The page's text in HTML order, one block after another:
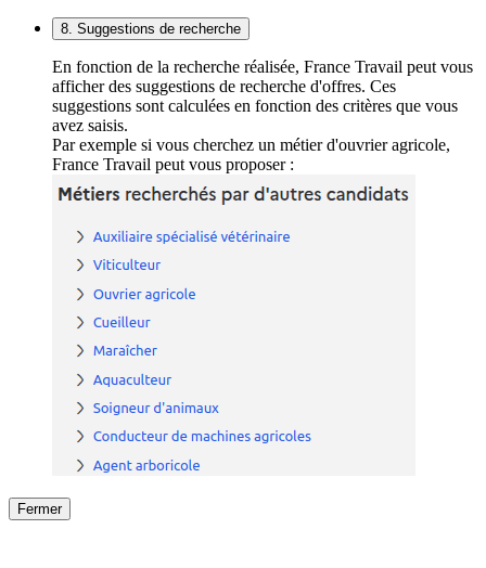
8. Suggestions de recherche
En fonction de la recherche réalisée, France Travail peut vous
afficher des suggestions de recherche d'offres. Ces
suggestions sont calculées en fonction des critères que vous
avez saisis.
Par exemple si vous cherchez un métier d'ouvrier agricole,
France Travail peut vous proposer :
Fermer